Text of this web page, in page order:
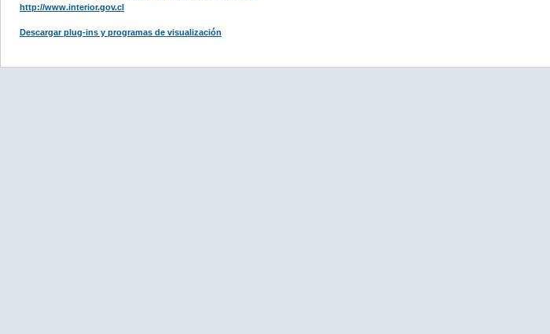
http://www.interior.gov.cl
Descargar plug-ins y programas de visualización